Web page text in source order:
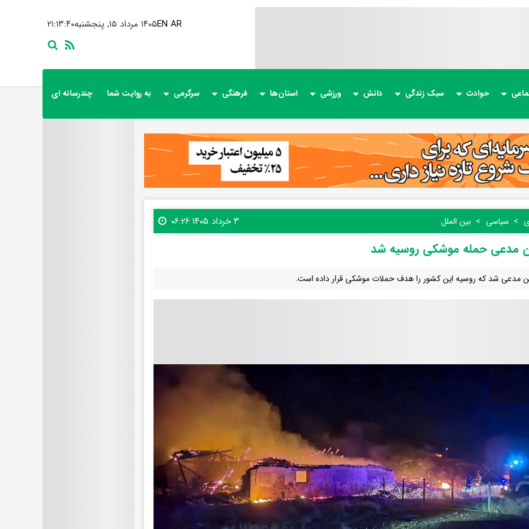
۲۱:۱۳:۴۲ ۱۴۰۵ مرداد ۱۵, پنجشنبهEN AR
حوادث سبک زندگی دانش ورزشی استان‌ها فرهنگی سرگرمی به روایت شما چندرسانه ای
سیاسی بین الملل ۳ خرداد ۱۴۰۵ ۰۶:۲۶
مدعی حمله موشکی روسیه شد
مدعی شد که روسیه این کشور را هدف حملات موشکی قرار داده است.